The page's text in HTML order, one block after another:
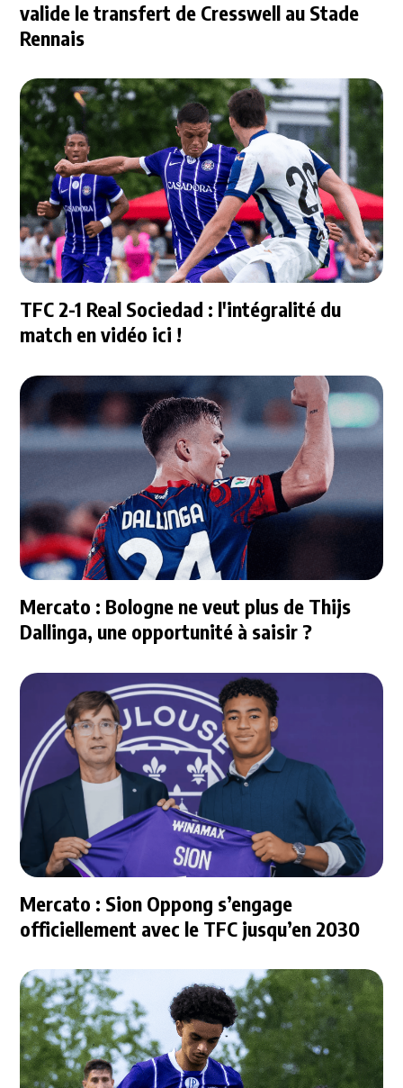
valide le transfert de Cresswell au Stade
Rennais
TFC 2-1 Real Sociedad : l'intégralité du
match en vidéo ici !
Mercato : Bologne ne veut plus de Thijs
Dallinga, une opportunité à saisir ?
Mercato : Sion Oppong s’engage
officiellement avec le TFC jusqu’en 2030